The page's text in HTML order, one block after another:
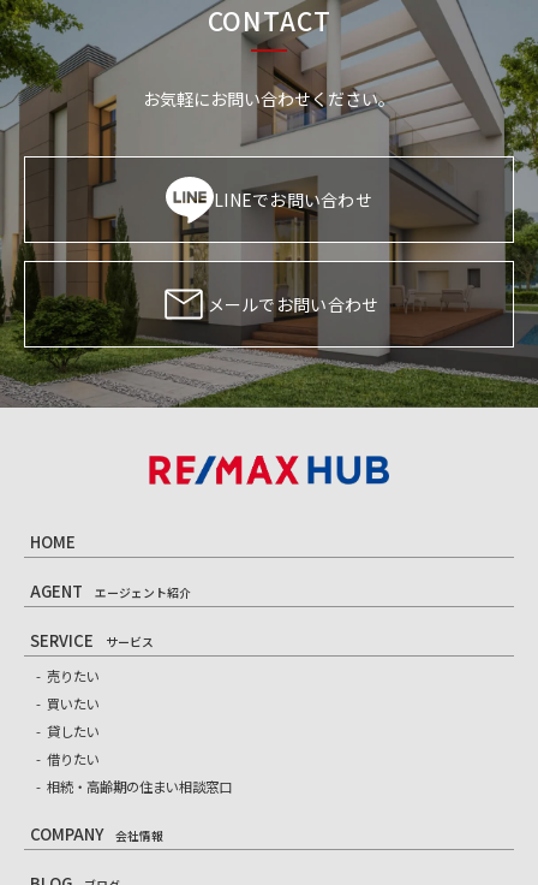
CONTACT
お気軽にお問い合わせください。
LINEでお問い合わせ
メールでお問い合わせ
HOME
AGENT エージェント紹介
SERVICE サービス
売りたい
買いたい
貸したい
借りたい
相続・高齢期の住まい相談窓口
COMPANY 会社情報